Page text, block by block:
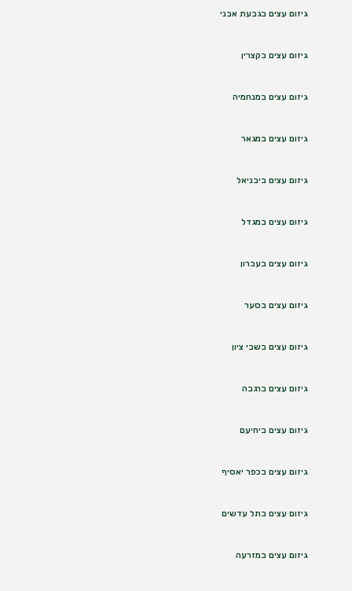
גיזום עצים בגבעת אבני
גיזום עצים בקצרין
גיזום עצים במנחמיה
גיזום עצים במגאר
גיזום עצים ביבניאל
גיזום עצים במגדל
גיזום עצים בעברון
גיזום עצים בסער
גיזום עצים בשבי ציון
גיזום עצים ברגבה
גיזום עצים ביחיעם
גיזום עצים בכפר יאסיף
גיזום עצים בתל עדשים
גיזום עצים במזרעה